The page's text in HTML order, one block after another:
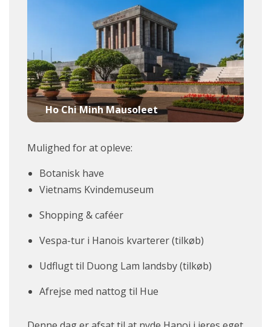
Ho Chi Minh Mausoleet
Mulighed for at opleve:
Botanisk have
Vietnams Kvindemuseum
Shopping & caféer
Vespa-tur i Hanois kvarterer (tilkøb)
Udflugt til Duong Lam landsby (tilkøb)
Afrejse med nattog til Hue